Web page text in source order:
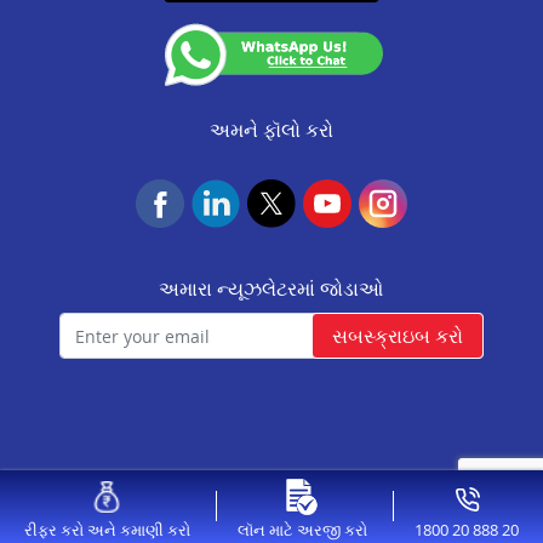
રીફર કરો અને કમાણી કરો લૉન માટે અરજી કરો 1800 20 888 20
NACH Mandate Process
Update KYC
Insurance Services
(Valid till 07-Dec-2026)
અમને ફૉલો કરો
અમારા ન્યૂઝલેટરમાં જોડાઓ
સબસ્ક્રાઇબ કરો
© 2026 Aavas Financiers Ltd, All Rights Reserved.